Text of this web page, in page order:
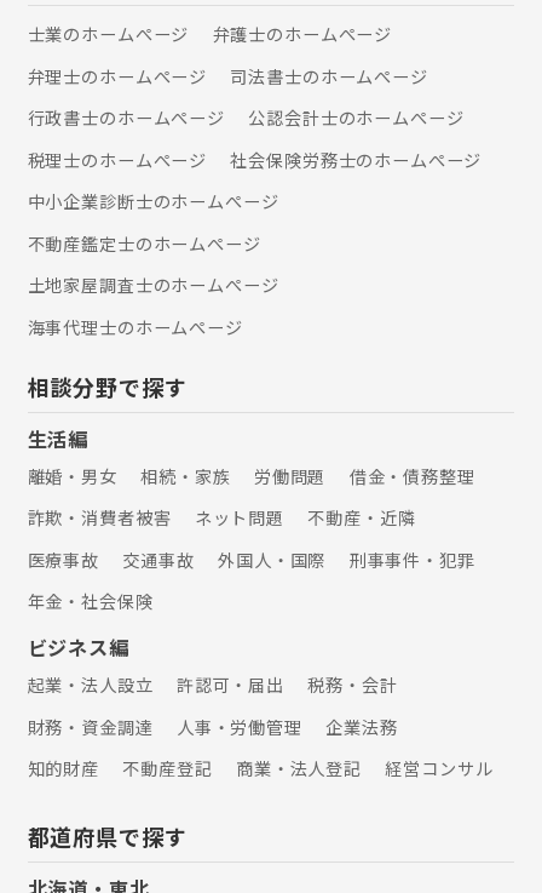
川県全域の事業経営者の顧問税理士を
務めています。 いつでも気軽に相談で
きる。 誰でも気軽に相談できる。 どん
なことでも気軽に相談できる。 それ
が、税理士法人小林会計事務所です。
士業のホームぺージ
弁護士のホームぺージ
弁理士のホームぺージ
司法書士のホームぺージ
行政書士のホームぺージ
公認会計士のホームぺージ
税理士のホームぺージ
社会保険労務士のホームぺージ
中小企業診断士のホームぺージ
不動産鑑定士のホームぺージ
土地家屋調査士のホームぺージ
海事代理士のホームぺージ
相談分野で探す
生活編
離婚・男女 相続・家族 労働問題
借金・債務整理
詐欺・消費者被害
ネット問題
不動産・近隣
医療事故
交通事故 外国人・国際
刑事事件・犯罪
年金・社会保険
ビジネス編
起業・法人設立 許認可・届出
税務・会計
財務・資金調達
人事・労働管理
企業法務
知的財産
不動産登記 商業・法人登記 経営コンサル
都道府県で探す